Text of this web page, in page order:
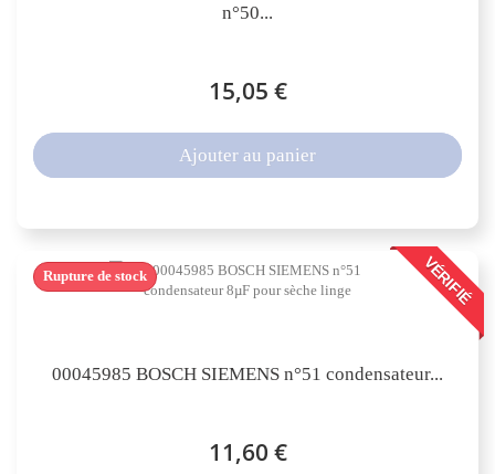
n°50...
15,05 €
Ajouter au panier
VÉRIFIÉ
00045985 BOSCH SIEMENS n°51 condensateur...
11,60 €
Rupture de stock